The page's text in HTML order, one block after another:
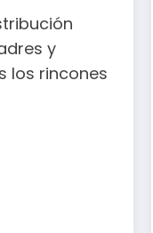
y
los rincones